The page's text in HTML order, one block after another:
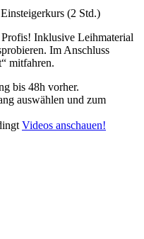
(2 Std.)
Inklusive Leihmaterial
Im Anschluss
mitfahren.
bis 48h vorher.
auswählen und zum
Videos anschauen!